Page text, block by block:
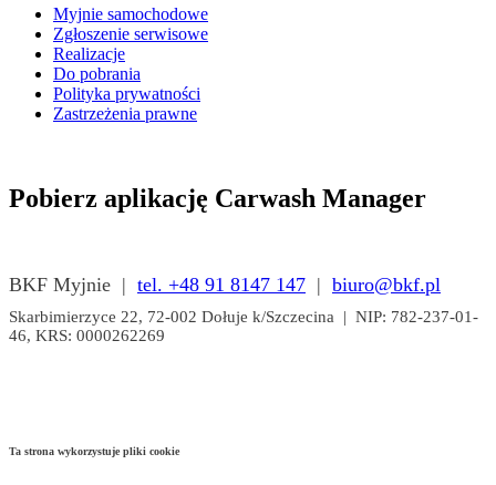
Myjnie samochodowe
Zgłoszenie serwisowe
Realizacje
Do pobrania
Polityka prywatności
Zastrzeżenia prawne
Pobierz aplikację Carwash Manager
BKF Myjnie | tel. +48 91 8147 147 | biuro@bkf.pl
Skarbimierzyce 22, 72-002 Dołuje k/Szczecina | NIP: 782-237-01-
46, KRS: 0000262269
Ta strona wykorzystuje pliki cookie